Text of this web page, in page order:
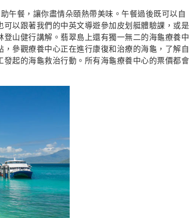
午餐，讓你盡情朵頤熱帶美味。午餐過後既可以自
以跟著我們的中英文導遊參加皮划艇體驗課，或是
山健行講解。翡翠島上還有獨一無二的海龜療養中
參觀療養中心正在進行康復和治療的海龜，了解自
起的海龜救治行動。所有海龜療養中心的票價都會